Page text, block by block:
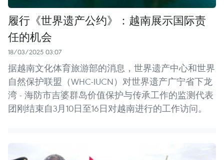
履行《世界遗产公约》：越南展示国际责
任的机会
18/03/2025 03:07
据越南文化体育旅游部的消息，世界遗产中心和世界
自然保护联盟（WHC-IUCN）对世界遗产广宁省下龙
湾 - 海防市吉婆群岛价值保护与传承工作的监测代表
团刚结束自3月10日至16日对越南进行的工作访问。